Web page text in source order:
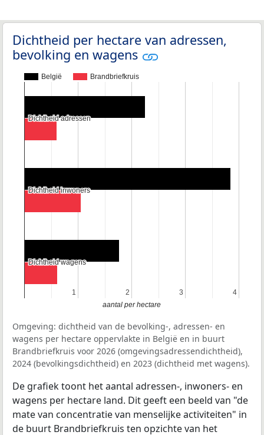
Dichtheid per hectare van adressen,
bevolking en wagens
België Brandbriefkruis
1
1 2
2 3
3 4
4
Dichtheid adressen
Dichtheid adressen
Dichtheid inwoners
Dichtheid inwoners
Dichtheid wagens
Dichtheid wagens
aantal per hectare
Omgeving: dichtheid van de bevolking-, adressen- en
wagens per hectare oppervlakte in België en in buurt
Brandbriefkruis voor 2026 (omgevingsadressendichtheid),
2024 (bevolkingsdichtheid) en 2023 (dichtheid met wagens).
De grafiek toont het aantal adressen-, inwoners- en
wagens per hectare land. Dit geeft een beeld van "de
mate van concentratie van menselijke activiteiten" in
de buurt Brandbriefkruis ten opzichte van het